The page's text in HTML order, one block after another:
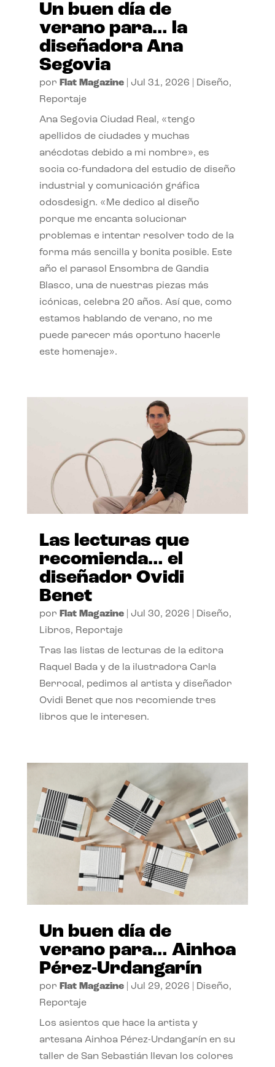
Un buen día de
verano para… la
diseñadora Ana
Segovia
por Flat Magazine| Jul 31, 2026 Diseño,
Reportaje
Ana Segovia Ciudad Real, «tengo
apellidos de ciudades y muchas
anécdotas debido a mi nombre», es
socia co-fundadora del estudio de diseño
industrial y comunicación gráfica
odosdesign. «Me dedico al diseño
porque me encanta solucionar
problemas e intentar resolver todo de la
forma más sencilla y bonita posible. Este
año el parasol Ensombra de Gandia
Blasco, una de nuestras piezas más
icónicas, celebra 20 años. Así que, como
estamos hablando de verano, no me
puede parecer más oportuno hacerle
este homenaje».
Las lecturas que
recomienda… el
diseñador Ovidi
Benet
por Flat Magazine| Jul 30, 2026 Diseño,
Libros, Reportaje
Tras las listas de lecturas de la editora
Raquel Bada y de la ilustradora Carla
Berrocal, pedimos al artista y diseñador
Ovidi Benet que nos recomiende tres
libros que le interesen.
Un buen día de
verano para… Ainhoa
Pérez-Urdangarín
por Flat Magazine| Jul 29, 2026 Diseño,
Reportaje
Los asientos que hace la artista y
artesana Ainhoa Pérez-Urdangarín en su
taller de San Sebastián llevan los colores